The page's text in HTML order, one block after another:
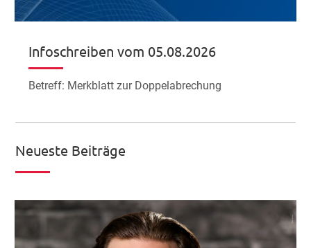
Infoschreiben vom 05.08.2026
Betreff: Merkblatt zur Doppelabrechung
Neueste Beiträge